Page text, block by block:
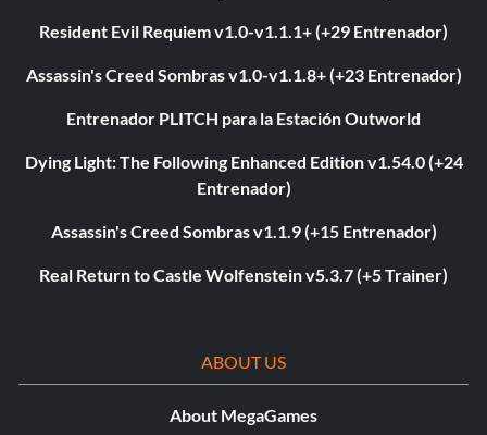
Resident Evil Requiem v1.0-v1.1.1+ (+29 Entrenador)
Assassin's Creed Sombras v1.0-v1.1.8+ (+23 Entrenador)
Entrenador PLITCH para la Estación Outworld
Dying Light: The Following Enhanced Edition v1.54.0 (+24
Entrenador)
Assassin's Creed Sombras v1.1.9 (+15 Entrenador)
Real Return to Castle Wolfenstein v5.3.7 (+5 Trainer)
ABOUT US
About MegaGames